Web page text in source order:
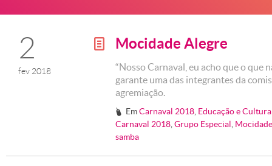
2
fev 2018
g Mocidade Alegre
“Nosso Carnaval, eu acho que o que
garante uma das integrantes da
agremiação.
# EmCarnaval 2018 Educação e Cultura
Carnaval 2018 Grupo Especial
samba